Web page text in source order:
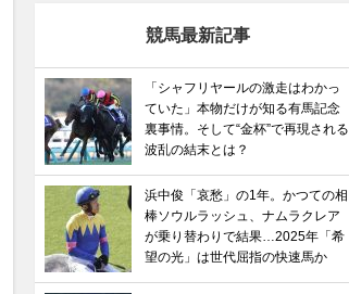
競馬最新記事
「シャフリヤールの激走はわかっ
ていた」本物だけが知る有馬記念
裏事情。そして“金杯”で再現される
波乱の結末とは？
浜中俊「哀愁」の1年。かつての相
棒ソウルラッシュ、ナムラクレア
が乗り替わりで結果…2025年「希
望の光」は世代屈指の快速馬か